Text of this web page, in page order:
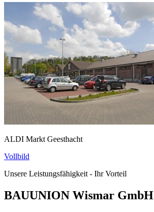
ALDI Markt Geesthacht
Vollbild
Unsere Leistungsfähigkeit - Ihr Vorteil
BAUUNION Wismar GmbH